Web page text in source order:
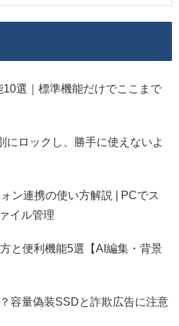
選｜標準機能だけでここまで
にロックし、勝手に使えないよ
ン連携の使い方解説 | PCでス
イル管理
と便利機能5選【AI編集・背景
容量偽装SSDと詐欺広告に注意